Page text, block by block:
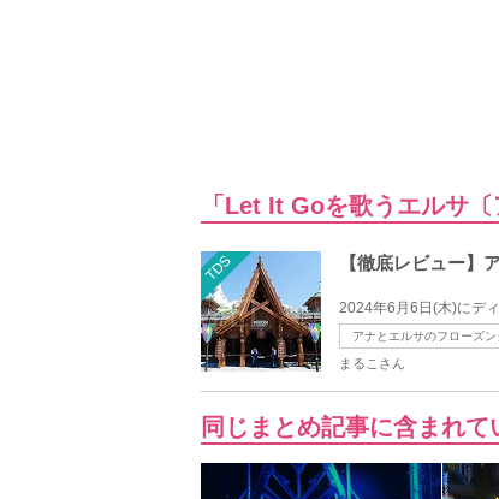
「Let It Goを歌うエルサ
TDS 【徹底レビュー】
2024年6月6日(木)にデ
アナとエルサのフローズ
まるこさん
同じまとめ記事に含まれて